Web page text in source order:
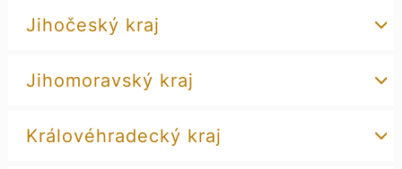
Jihočeský kraj
Jihomoravský kraj
Královéhradecký kraj